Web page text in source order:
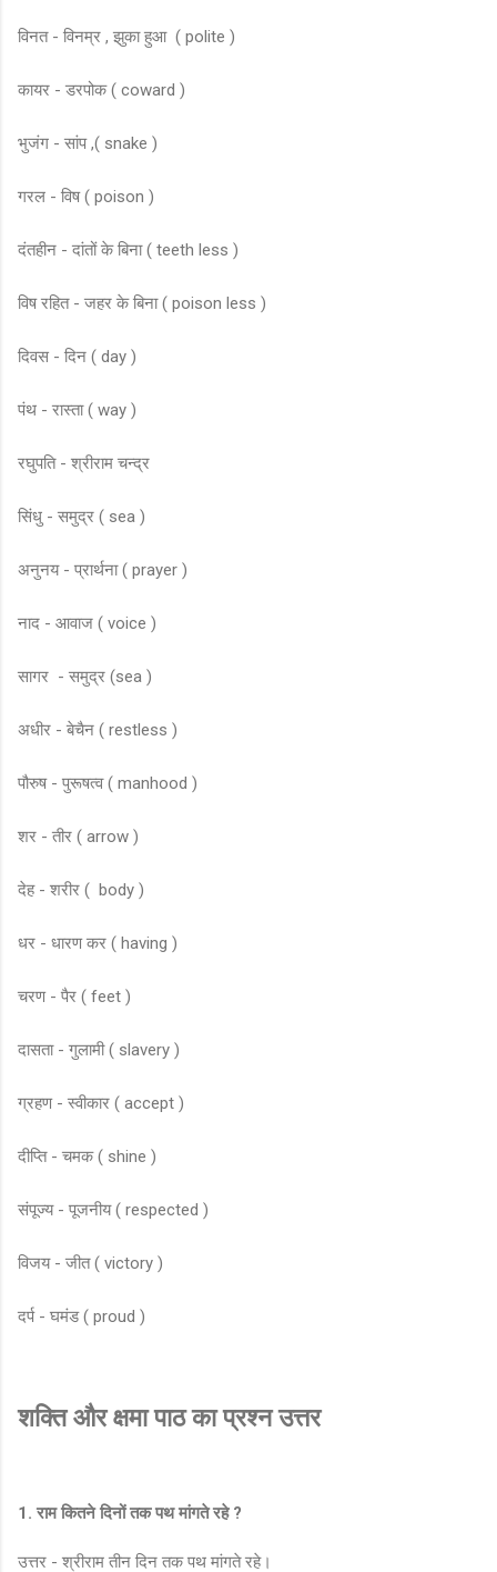
विनत - विनम्र , झुका हुआ ( polite )
कायर - डरपोक ( coward )
भुजंग - सांप ,( snake )
गरल - विष ( poison )
दंतहीन - दांतों के बिना ( teeth less )
विष रहित - जहर के बिना ( poison less )
दिवस - दिन ( day )
पंथ - रास्ता ( way )
रघुपति - श्रीराम चन्द्र
सिंधु - समुद्र ( sea )
अनुनय - प्रार्थना ( prayer )
नाद - आवाज ( voice )
सागर - समुद्र (sea )
अधीर - बेचैन ( restless )
पौरुष - पुरूषत्व ( manhood )
शर - तीर ( arrow )
देह - शरीर ( body )
धर - धारण कर ( having )
चरण - पैर ( feet )
दासता - गुलामी ( slavery )
ग्रहण - स्वीकार ( accept )
दीप्ति - चमक ( shine )
संपूज्य - पूजनीय ( respected )
विजय - जीत ( victory )
दर्प - घमंड ( proud )
शक्ति और क्षमा पाठ का प्रश्न उत्तर
1. राम कितने दिनों तक पथ मांगते रहे ?
उत्तर - श्रीराम तीन दिन तक पथ मांगते रहे।